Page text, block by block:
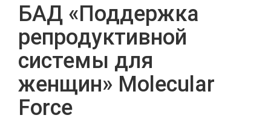
БАД «Поддержка
репродуктивной
системы для
женщин» Molecular
Force